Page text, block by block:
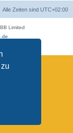
Alle Zeiten sind UTC+02:00
Limited